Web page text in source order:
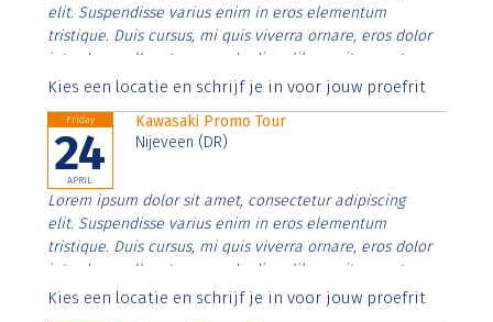
elit. Suspendisse varius enim in eros elementum
tristique. Duis cursus, mi quis viverra ornare, eros dolor
interdum nulla, ut commodo diam libero vitae erat.
Aenean faucibus nibh et justo cursus id rutrum lorem
Kies een locatie en schrijf je in voor jouw proefrit
Friday
24
APRIL
Kawasaki Promo Tour
Nijeveen (DR)
Lorem ipsum dolor sit amet, consectetur adipiscing
elit. Suspendisse varius enim in eros elementum
tristique. Duis cursus, mi quis viverra ornare, eros dolor
interdum nulla, ut commodo diam libero vitae erat.
Aenean faucibus nibh et justo cursus id rutrum lorem
Kies een locatie en schrijf je in voor jouw proefrit